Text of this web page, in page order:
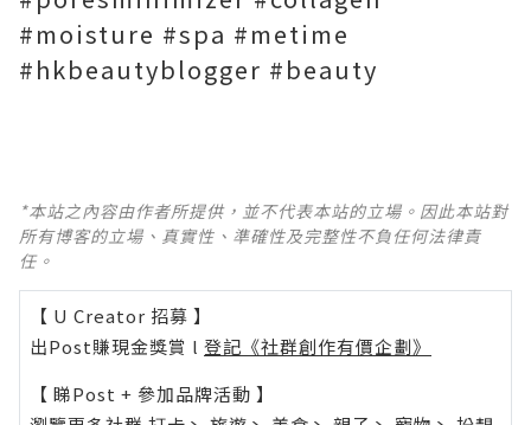
#moisture #spa #metime
#hkbeautyblogger #beauty
*本站之內容由作者所提供，並不代表本站的立場。因此本站對
所有博客的立場、真實性、準確性及完整性不負任何法律責
任。
【 U Creator 招募 】
出Post賺現金獎賞 l 登記《社群創作有價企劃》
【 睇Post + 參加品牌活動 】